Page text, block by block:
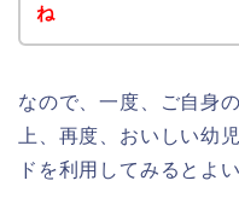
ね
なので、一度、ご自身
上、再度、おいしい幼
ドを利用してみるとよ